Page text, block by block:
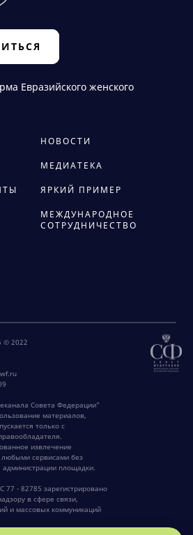
Евразийского женского
НОВОСТИ
МЕДИАТЕКА
ЯРКИЙ ПРИМЕР
МЕЖДУНАРОДНОЕ
СОТРУДНИЧЕСТВО
Совета Федерации"
материалов,
только с
извлечение
сервисами без
площадки.
- 82785 зарегистрировано
в сфере связи,
и массовых коммуникаций
© 2022